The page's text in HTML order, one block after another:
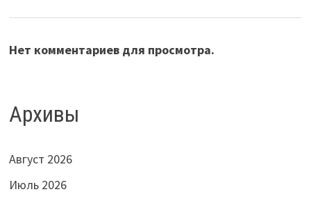
Нет комментариев для просмотра.
Архивы
Август 2026
Июль 2026